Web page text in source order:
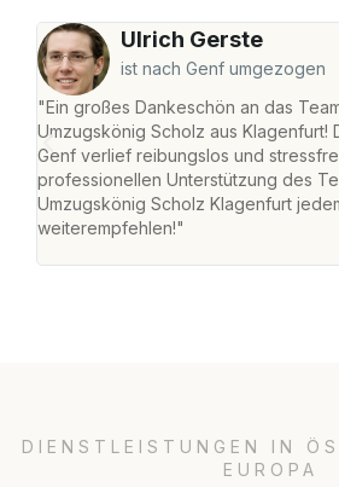
Ulrich Gerste
ist nach Genf umgezogen
"Ein großes Dankeschön an das
Umzugskönig Scholz aus Klagenfurt!
Genf verlief reibungslos und
professionellen Unterstützung des
Umzugskönig Scholz Klagenfurt
weiterempfehlen!"
DIENSTLEISTUNGEN IN
EUROPA